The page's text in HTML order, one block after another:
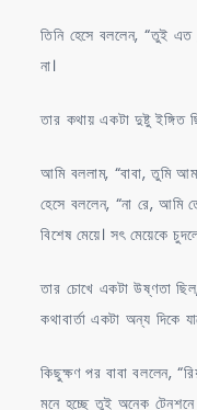
তিনি হেসে বললেন, “তুই এত
না।
তার কথায় একটা দুষ্টু ইঙ্গিত
আমি বললাম, “বাবা, তুমি
হেসে বললেন, “না রে, আমি
বিশেষ মেয়ে। সৎ মেয়েকে
তার চোখে একটা উষ্ণতা
কথাবার্তা একটা অন্য দিকে
কিছুক্ষণ পর বাবা বললেন,
মনে হচ্ছে তুই অনেক